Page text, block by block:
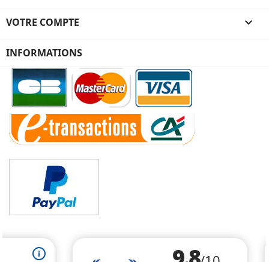
VOTRE COMPTE 
INFORMATIONS